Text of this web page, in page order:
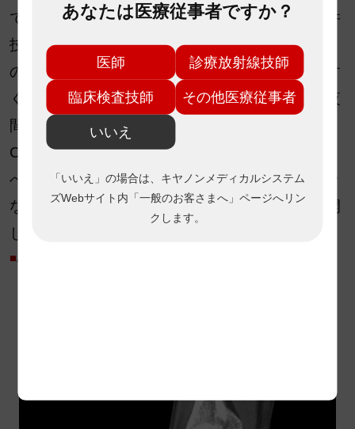
できるようになりました」と述べる。また、酒井
技師は、「VNCa画像は、救急の当直で整形外科
の専門医以外が担当する場合に骨折がわかりやす
く、入院などの的確な判断が可能です。休日や夜
間は緊急でMRIを撮ることが難しいこともあり、
CTで対応できるメリットは大きいですね」と述
べる。DECTについては、今後、整形外科だけで
なく口腔外科での骨折や出血の判定などにも展開
していきたいと酒井技師は言う。
■Aquilion Serveによる臨床画像
あなたは医療従事者ですか？
医師 診療放射線技師
臨床検査技師 その他医療従事者
いいえ
「いいえ」の場合は、キヤノンメディカルシステム
ズWebサイト内 「一般のお客さまへ」ページへリン
クします。